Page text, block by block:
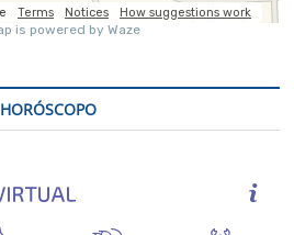
HORÓSCOPO